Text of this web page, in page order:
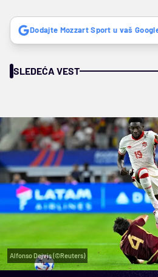
Dodajte Mozzart Sport u vaš
SLEDEĆA VEST
Alfonso Dejvis (©Reuters)